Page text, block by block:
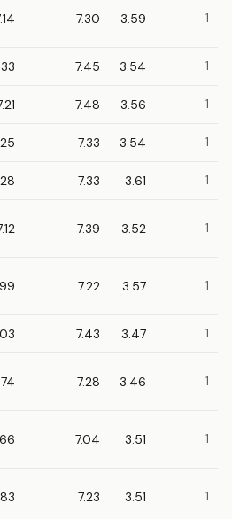
7.30 3.59 1
7.45 3.54 1
7.48 3.56 1
7.33 3.54 1
7.33 3.61 1
7.39 3.52 1
7.22 3.57 1
7.43 3.47 1
7.28 3.46 1
7.04 3.51 1
7.23 3.51 1